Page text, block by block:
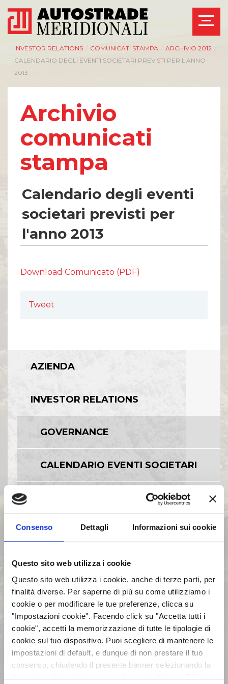
Consenso Dettagli Informazioni sui cookie
Questo sito web utilizza i cookie
Questo sito web utilizza i cookie, anche di terze parti, per
finalità diverse. Per saperne di più su come utilizziamo i
cookie o per modificare le tue preferenze, clicca su
"Impostazioni cookie". Facendo click su "Accetta tutti i
cookie", accetti la memorizzazione di tutte le tipologie di
cookie sul tuo dispositivo. Puoi scegliere di mantenere le
impostazioni di default, e dunque di non prestare il tuo
consenso, chiudendo il presente banner selezionando la
X posta in alto a destra oppure facendo click su “Rifiuta
INVESTOR RELATIONS COMUNICATI STAMPA ARCHIVIO 2012
CALENDARIO DEGLI EVENTI SOCIETARI PREVISTI PER L'ANNO
2013
Archivio
comunicati
stampa
Calendario degli eventi
societari previsti per
l'anno 2013
Download Comunicato (PDF)
Tweet
AZIENDA
INVESTOR RELATIONS
GOVERNANCE
CALENDARIO EVENTI SOCIETARI
EVENTI E DOCUMENTAZIONE
DISPONIBILE
BILANCI E RELAZIONI
ASSEMBLEE
COMUNICATI STAMPA
ARCHIVIO 2017